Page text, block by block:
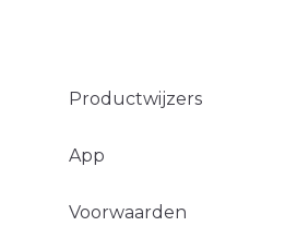
Productwijzers
App
Voorwaarden